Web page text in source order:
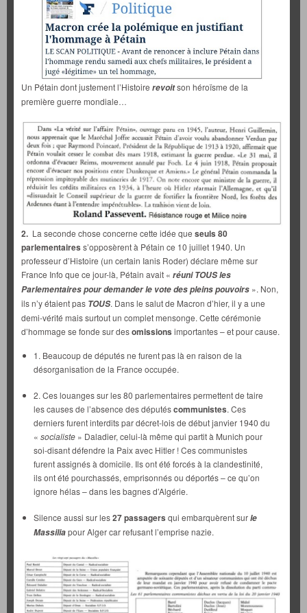
Un Pétain dont justement l’Histoire revoitson héroïsme de la
première guerre mondiale…
2. La seconde chose concerne cette idée que seuls 80
parlementaires s’opposèrent à Pétain ce 10 juillet 1940. Un
professeur d’Histoire (un certain Ianis Roder) déclare même sur
France Info que ce jour-là, Pétain avait « réuni TOUS les
Parlementaires pour demander le vote des pleins pouvoirs ». Non,
ils n’y étaient pas TOUS. Dans le salut de Macron d’hier, il y a une
demi-vérité mais surtout un complet mensonge. Cette cérémonie
d’hommage se fonde sur desomissions importantes – et pour cause.
1. Beaucoup de députés ne furent pas là en raison de la
désorganisation de la France occupée.
2. Ces louanges sur les 80 parlementaires permettent de taire
les causes de l’absence des députéscommunistes. Ces
derniers furent interdits par décret-lois de début janvier 1940 du
« socialiste » Daladier, celui-là même qui partit à Munich pour
soi-disant défendre la Paix avec Hitler ! Ces communistes
furent assignés à domicile. Ils ont été forcés à la clandestinité,
ils ont été pourchassés, emprisonnés ou déportés – ce qu’on
ignore hélas – dans les bagnes d’Algérie.
Silence aussi sur les27 passagers qui embarquèrent surle
Massiliapour Alger car refusant l’emprise nazie.